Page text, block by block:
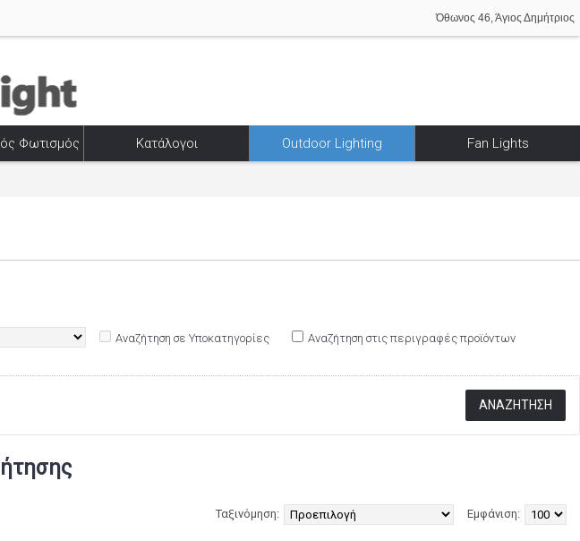
Όθωνος 46, Άγιος Δημήτριος
Φωτισμός Κατάλογοι Outdoor Lighting Fan Lights
Αναζήτηση σε Υποκατηγορίες Αναζήτηση στις περιγραφές προϊόντων
Εμφάνιση:
Ταξινόμηση: